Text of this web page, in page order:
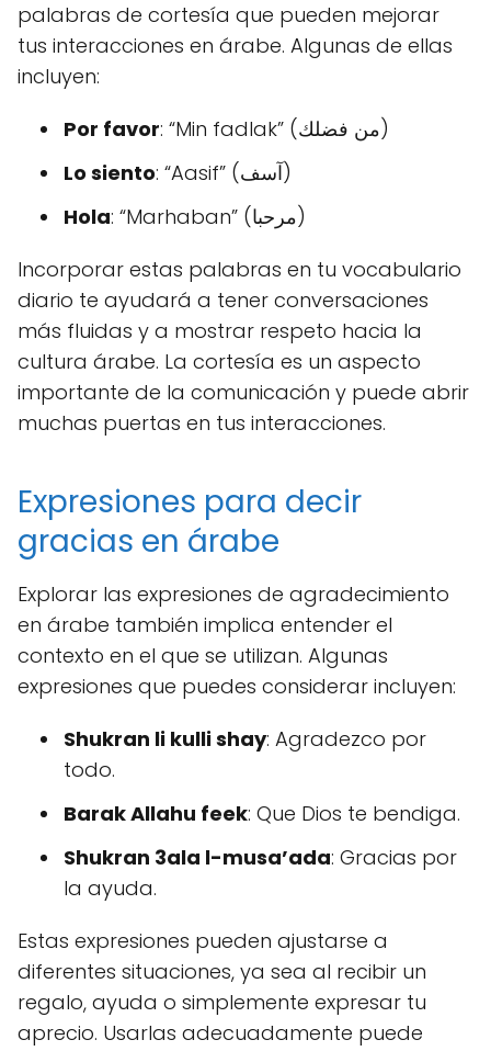
palabras de cortesía que pueden mejorar
tus interacciones en árabe. Algunas de ellas
incluyen:
Por favor
: “Min fadlak” (من فضلك)
Lo siento
: “Aasif” (آسف)
Hola
: “Marhaban” (مرحبا)
Incorporar estas palabras en tu vocabulario
diario te ayudará a tener conversaciones
más fluidas y a mostrar respeto hacia la
cultura árabe. La cortesía es un aspecto
importante de la comunicación y puede abrir
muchas puertas en tus interacciones.
Expresiones para decir
gracias en árabe
Explorar las expresiones de agradecimiento
en árabe también implica entender el
contexto en el que se utilizan. Algunas
expresiones que puedes considerar incluyen:
Shukran li kulli shay: Agradezco por
todo.
Barak Allahu feek: Que Dios te bendiga.
Shukran 3ala l-musa’ada: Gracias por
la ayuda.
Estas expresiones pueden ajustarse a
diferentes situaciones, ya sea al recibir un
regalo, ayuda o simplemente expresar tu
aprecio. Usarlas adecuadamente puede